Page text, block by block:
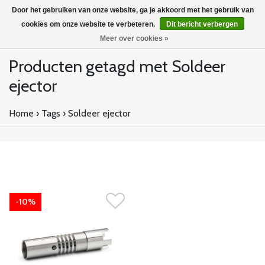
Producten getagd met Soldeer
ejector
Home › Tags › Soldeer ejector
-10%
Door het gebruiken van onze website, ga je akkoord met het gebruik van
cookies om onze website te verbeteren.
Dit bericht verbergen
Meer over cookies »